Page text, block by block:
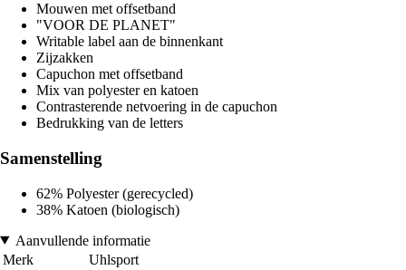
Mouwen met offsetband
"VOOR DE PLANET"
Writable label aan de binnenkant
Zijzakken
Capuchon met offsetband
Mix van polyester en katoen
Contrasterende netvoering in de capuchon
Bedrukking van de letters
Samenstelling
62% Polyester (gerecycled)
38% Katoen (biologisch)
Aanvullende informatie
Merk
Uhlsport